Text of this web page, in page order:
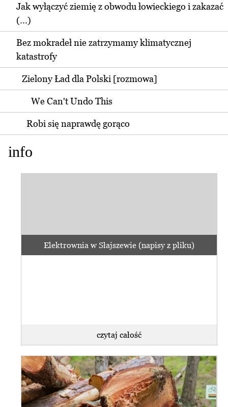
Jak wyłączyć ziemię z obwodu łowieckiego i zakazać
(...)
Bez mokradeł nie zatrzymamy klimatycznej
katastrofy
Zielony Ład dla Polski [rozmowa]
We Can't Undo This
Robi się naprawdę gorąco
info
Elektrownia w Słajszewie (napisy z pliku)
czytaj całość